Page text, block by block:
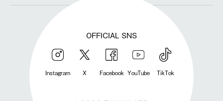
OFFICIAL SNS
Instagram X Facebook YouTube TikTok